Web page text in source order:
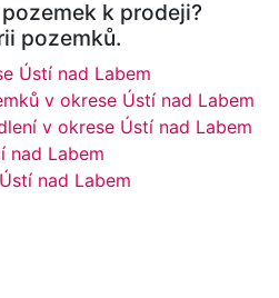
k prodeji?
pozemků.
Ústí nad Labem
v okrese Ústí nad Labem
v okrese Ústí nad Labem
nad Labem
nad Labem